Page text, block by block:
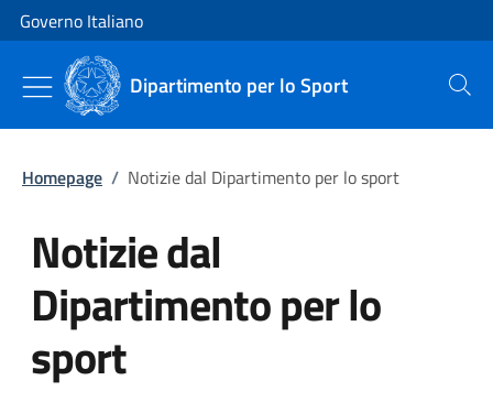
Vai al contenuto
Vai alla navigazione del sito
Governo Italiano
Dipartimento per lo Sport Cerca
Homepage / Notizie dal Dipartimento per lo sport
Notizie dal
Dipartimento per lo
sport